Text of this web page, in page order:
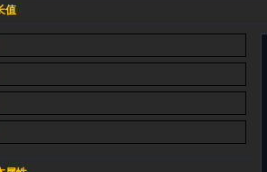
值